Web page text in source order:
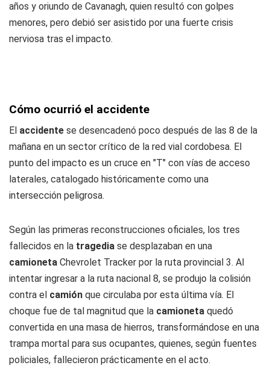
años y oriundo de Cavanagh, quien resultó con golpes
menores, pero debió ser asistido por una fuerte crisis
nerviosa tras el impacto.
Cómo ocurrió el accidente
El accidente se desencadenó poco después de las 8 de la
mañana en un sector crítico de la red vial cordobesa. El
punto del impacto es un cruce en "T" con vías de acceso
laterales, catalogado históricamente como una
intersección peligrosa.
Según las primeras reconstrucciones oficiales, los tres
fallecidos en la tragedia se desplazaban en una
camioneta Chevrolet Tracker por la ruta provincial 3. Al
intentar ingresar a la ruta nacional 8, se produjo la colisión
contra el camión que circulaba por esta última vía. El
choque fue de tal magnitud que la camioneta quedó
convertida en una masa de hierros, transformándose en una
trampa mortal para sus ocupantes, quienes, según fuentes
policiales, fallecieron prácticamente en el acto.